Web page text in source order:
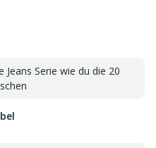
Serie wie du die 20